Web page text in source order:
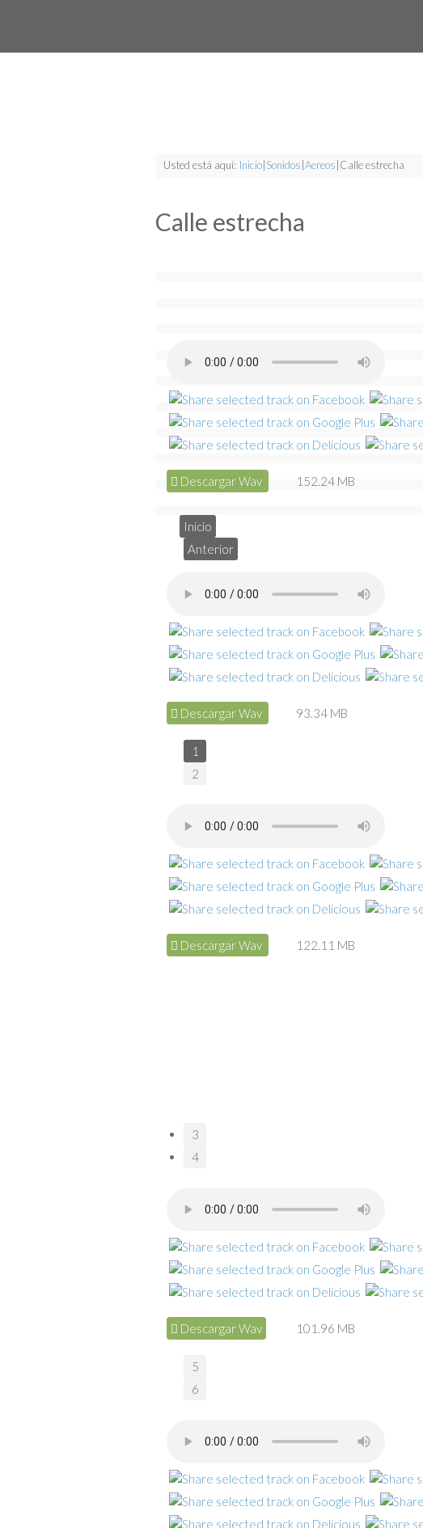
Usted está aquí: Inicio Sonidos Aereos Calle estrecha
Calle estrecha
Descargar Wav 152.24 MB
Descargar Wav 93.34 MB
Descargar Wav 122.11 MB
Descargar Wav 101.96 MB
Inicio
Anterior
1
2
3
4
5
6